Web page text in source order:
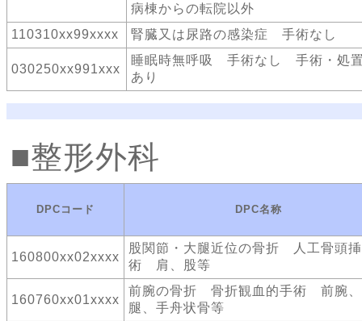
病棟からの転院以外
110310xx99xxxx
腎臓又は尿路の感染症 手術なし
030250xx991xxx
睡眠時無呼吸 手術なし 手術・処
あり
整形外科
DPCコード DPC名称
160800xx02xxxx
股関節・大腿近位の骨折 人工骨頭
術 肩、股等
160760xx01xxxx
前腕の骨折 骨折観血的手術 前腕
腿、手舟状骨等